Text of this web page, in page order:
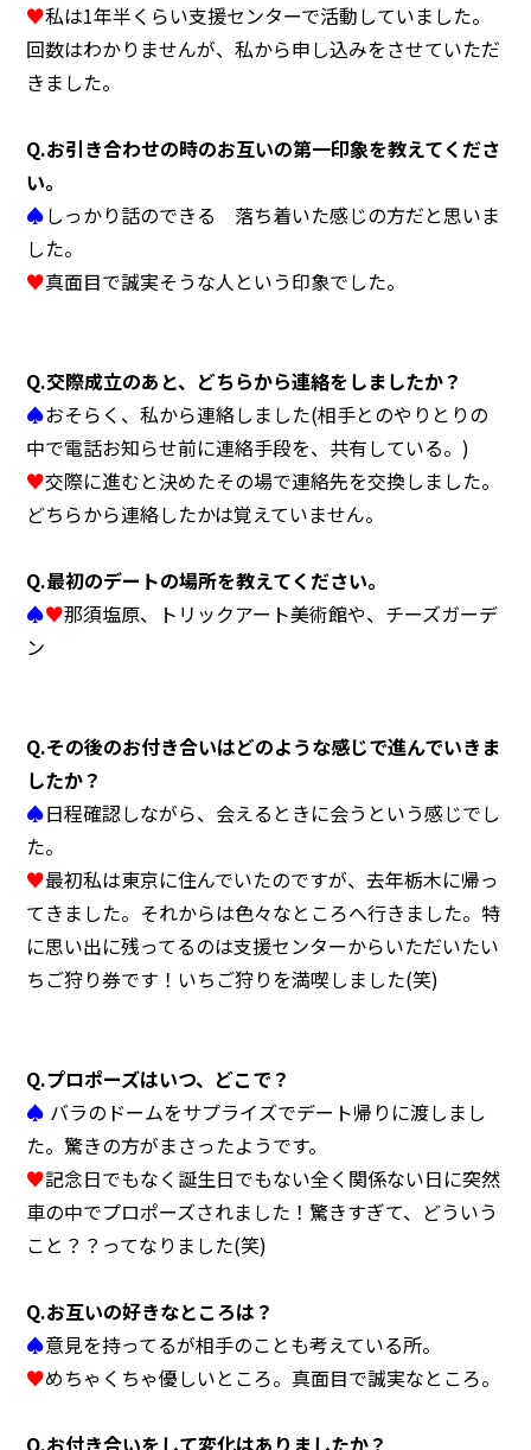
♥私は1年半くらい支援センターで活動していました。
回数はわかりませんが、私から申し込みをさせていただ
きました。
Q.お引き合わせの時のお互いの第一印象を教えてくださ
い。
♠しっかり話のできる 落ち着いた感じの方だと思いま
した。
♥真面目で誠実そうな人という印象でした。
Q.交際成立のあと、どちらから連絡をしましたか？
♠おそらく、私から連絡しました(相手とのやりとりの
中で電話お知らせ前に連絡手段を、共有している。)
♥交際に進むと決めたその場で連絡先を交換しました。
どちらから連絡したかは覚えていません。
Q.最初のデートの場所を教えてください。
♠♥那須塩原、トリックアート美術館や、チーズガーデ
ン
Q.その後のお付き合いはどのような感じで進んでいきま
したか？
♠日程確認しながら、会えるときに会うという感じでし
た。
♥最初私は東京に住んでいたのですが、去年栃木に帰っ
てきました。それからは色々なところへ行きました。特
に思い出に残ってるのは支援センターからいただいたい
ちご狩り券です！いちご狩りを満喫しました(笑)
Q.プロポーズはいつ、どこで？
♠ バラのドームをサプライズでデート帰りに渡しまし
た。驚きの方がまさったようです。
♥記念日でもなく誕生日でもない全く関係ない日に突然
車の中でプロポーズされました！驚きすぎて、どういう
こと？？ってなりました(笑)
Q.お互いの好きなところは？
♠意見を持ってるが相手のことも考えている所。
♥めちゃくちゃ優しいところ。真面目で誠実なところ。
Q.お付き合いをして変化はありましたか？